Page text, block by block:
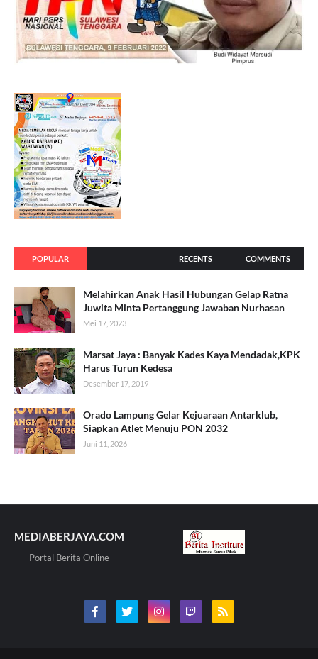
POPULAR RECENTS COMMENTS
Melahirkan Anak Hasil Hubungan Gelap Ratna
Juwita Minta Pertanggung Jawaban Nurhasan
Mei 17, 2023
Marsat Jaya : Banyak Kades Kaya Mendadak,KPK
Harus Turun Kedesa
Desember 17, 2019
Orado Lampung Gelar Kejuaraan Antarklub,
Siapkan Atlet Menuju PON 2032
Juni 11, 2026
MEDIABERJAYA.COM
Portal Berita Online